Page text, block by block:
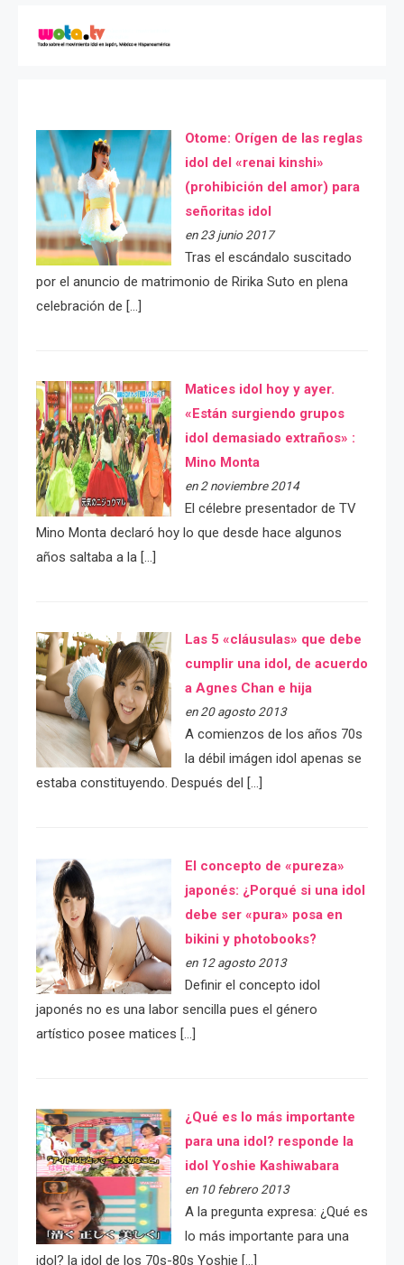
Otome: Orígen de las reglas
idol del «renai kinshi»
(prohibición del amor) para
señoritas idol
en 23 junio 2017
Tras el escándalo suscitado
por el anuncio de matrimonio de Ririka Suto en plena
celebración de […]
Matices idol hoy y ayer.
«Están surgiendo grupos
idol demasiado extraños» :
Mino Monta
en 2 noviembre 2014
El célebre presentador de TV
Mino Monta declaró hoy lo que desde hace algunos
años saltaba a la […]
Las 5 «cláusulas» que debe
cumplir una idol, de acuerdo
a Agnes Chan e hija
en 20 agosto 2013
A comienzos de los años 70s
la débil imágen idol apenas se
estaba constituyendo. Después del […]
El concepto de «pureza»
japonés: ¿Porqué si una idol
debe ser «pura» posa en
bikini y photobooks?
en 12 agosto 2013
Definir el concepto idol
japonés no es una labor sencilla pues el género
artístico posee matices […]
¿Qué es lo más importante
para una idol? responde la
idol Yoshie Kashiwabara
en 10 febrero 2013
A la pregunta expresa: ¿Qué es
lo más importante para una
idol? la idol de los 70s-80s Yoshie […]